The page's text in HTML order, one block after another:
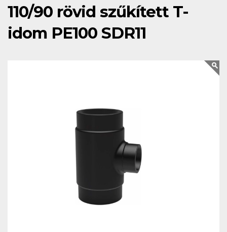
110/90 rövid szűkített T-
idom PE100 SDR11